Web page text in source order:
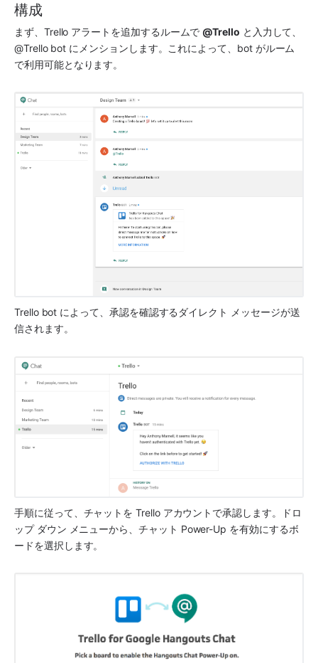
構成
まず、Trello アラートを追加するルームで @Trello と入力して、
@Trello bot にメンションします。これによって、bot がルーム
で利用可能となります。
Trello bot によって、承認を確認するダイレクト メッセージが送
信されます。
手順に従って、チャットを Trello アカウントで承認します。ドロ
ップ ダウン メニューから、チャット Power-Up を有効にするボ
ードを選択します。